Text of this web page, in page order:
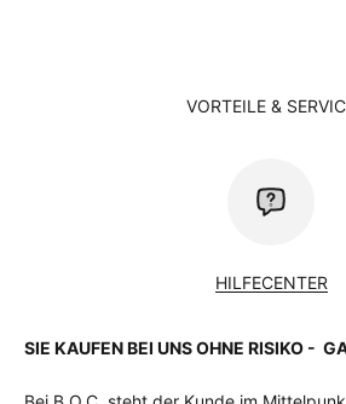
VORTEILE &
HILFECENTER
SIE KAUFEN BEI UNS OHNE RISIKO -